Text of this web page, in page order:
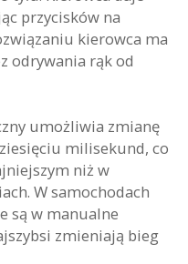
przycisków na
kierowca ma
odrywania rąk od
umożliwia zmianę
milisekund, co
niż w
W samochodach
są w manualne
zmieniają bieg